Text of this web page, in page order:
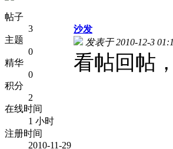
帖子
3
主题
0
精华
0
积分
2
在线时间
1 小时
注册时间
2010-11-29
沙发
发表于 2010-12-3
看帖回帖